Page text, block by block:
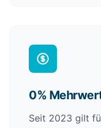
0%
Seit 2023 gilt